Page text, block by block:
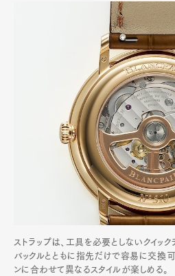
ストラップは、工具を必要としないクイッ
バックルとともに指先だけで容易に交換可
ンに合わせて異なるスタイルが楽しめる。